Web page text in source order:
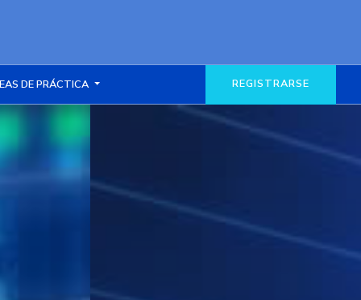
DE PRÁCTICA REGISTRARSE